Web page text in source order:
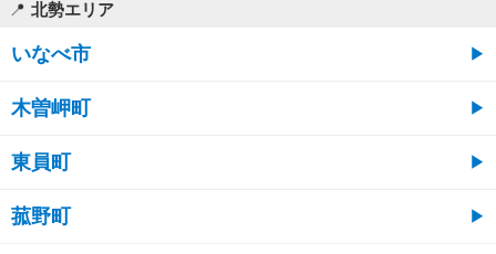
北勢エリア
いなべ市
木曽岬町
東員町
菰野町